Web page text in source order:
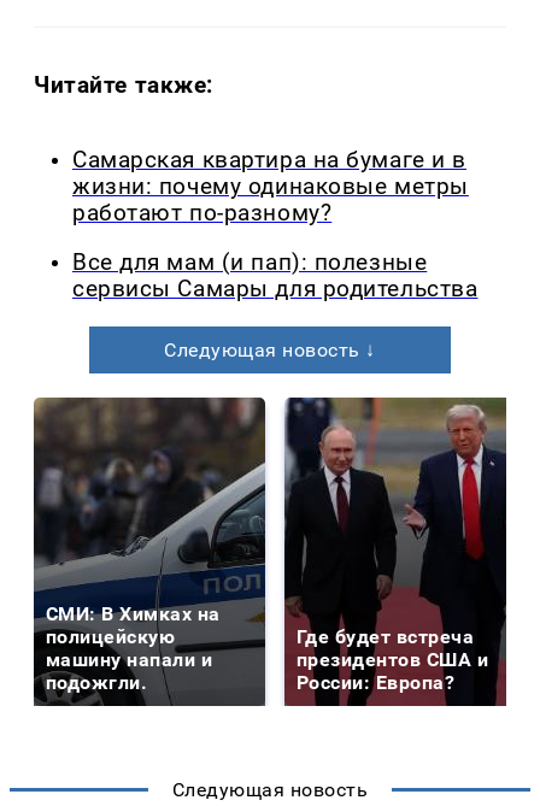
Читайте также:
Самарская квартира на бумаге и в
жизни: почему одинаковые метры
работают по-разному?
Все для мам (и пап): полезные
сервисы Самары для родительства
Следующая новость ↓
СМИ: В Химках на
полицейскую
машину напали и
подожгли.
Где будет встреча
президентов США и
России: Европа?
Следующая новость